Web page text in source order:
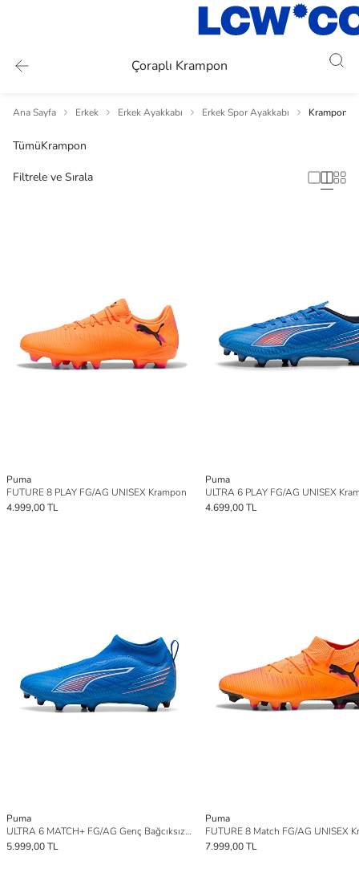
Çoraplı Krampon
Ana Sayfa Erkek Erkek Ayakkabı Erkek Spor Ayakkabı Krampon
TümüKrampon
Filtrele ve Sırala
Puma
FUTURE 8 PLAY FG/AG UNISEX Krampon
4.999,00 TL
Puma
ULTRA 6 PLAY FG/AG UNISEX
4.699,00 TL
Puma
ULTRA 6 MATCH+ FG/AG Genç Bağcıksız Krampon
5.999,00 TL
Puma
FUTURE 8 Match FG/AG UNISEX
7.999,00 TL